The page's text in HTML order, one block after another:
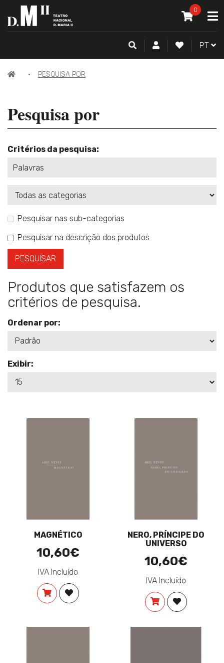
0
O MEU
ITEM(S) -
PESQUISACONTA DEFAZER
PT
PÁGINA PESQUISA POR
Pesquisa por
Critérios da pesquisa:
Categorias
Pesquisar nas sub-categorias
Pesquisar na descrição dos produtos
Produtos que satisfazem os
critérios de pesquisa.
Ordenar por:
Exibir:
MAGNÉTICO
10,60€
IVA Incluído
COMPRARADICIONAR À LISTA DE DESEJOS
NERO, PRÍNCIPE DO
UNIVERSO
10,60€
IVA Incluído
COMPRARADICIONAR